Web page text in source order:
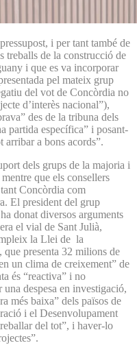
i per tant també de
treballs de la construcció de
i que es va incorporar
pel mateix grup
del vot de Concòrdia no
d’interès nacional”),
des de la tribuna dels
partida específica” i posant-
arribar a bons acords”.
dels grups de la majoria i
que els consellers
Concòrdia com
El president del grup
donat diversos arguments
el vial de Sant Julià,
la Llei de la
presenta 32 milions de
un clima de creixement” de
és “reactiva” i no
despesa en investigació,
més baixa” dels països de
i el Desenvolupament
del tot”, i haver-lo